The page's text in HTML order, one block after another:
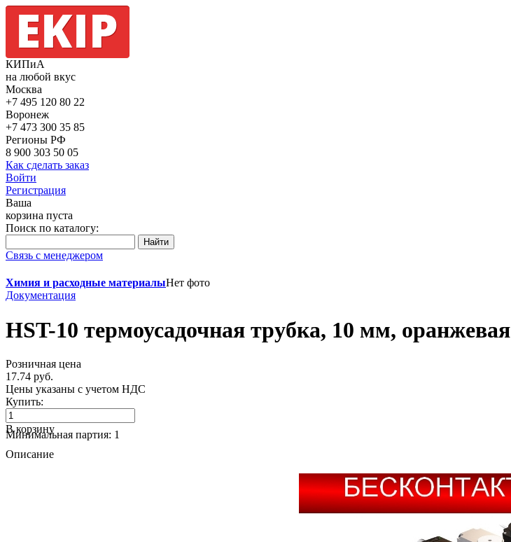
КИПиА
на любой вкус
Москва
+7 495 120 80 22
Воронеж
+7 473 300 35 85
Регионы РФ
8 900 303 50 05
Как сделать заказ
Войти
Регистрация
Ваша
корзина пуста
Поиск по каталогу:
Связь с менеджером
Химия и расходные материалыНет фото
Документация
HST-10 термоусадочная трубка, 10 мм, оранжевая
Розничная цена
17.74 руб.
Цены указаны с учетом НДС
Купить:
В корзину
Минимальная партия: 1
Описание